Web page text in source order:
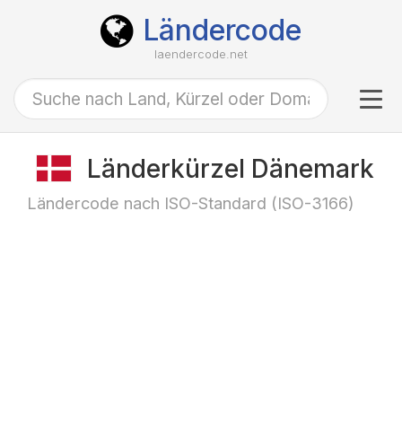
Ländercode
laendercode.net
Länderkürzel Dänemark
Ländercode nach ISO-Standard (ISO-3166)